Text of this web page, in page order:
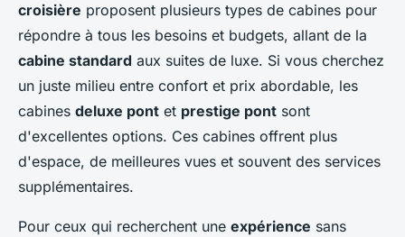
croisière proposent plusieurs types de cabines pour
répondre à tous les besoins et budgets, allant de la
cabine standard aux suites de luxe. Si vous cherchez
un juste milieu entre confort et prix abordable, les
cabines deluxe pont et prestige pont sont
d'excellentes options. Ces cabines offrent plus
d'espace, de meilleures vues et souvent des services
supplémentaires.
Pour ceux qui recherchent une expérience sans